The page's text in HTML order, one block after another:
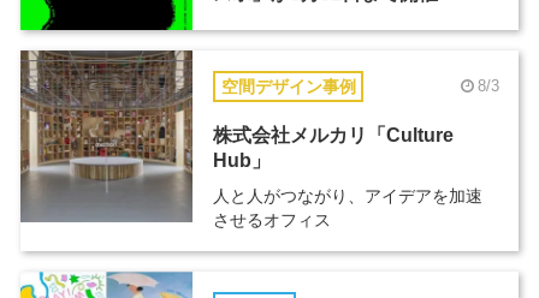
空間デザイン事例 8/3
株式会社メルカリ「Culture
Hub」
人と人がつながり、アイデアを加速
させるオフィス